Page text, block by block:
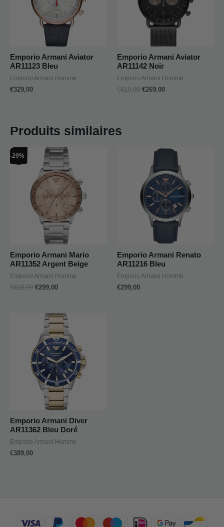
Emporio Armani Aviator
AR11123 Bleu
Emporio Armani Homme
€329,00
Emporio Armani Aviator
AR11142 Noir
Emporio Armani Homme
€419,00 €269,00
Produits similaires
-29%
Emporio Armani Mario
AR11352 Argent Beige
Emporio Armani Homme
€419,00
prix
initial
était :
€419,00.
€299,00
Le
prix
actuel
est :
€299,00.
Emporio Armani Renato
AR11216 Bleu
Emporio Armani Homme
€299,00
Emporio Armani Diver
AR11362 Bleu Doré
Emporio Armani Homme
€389,00